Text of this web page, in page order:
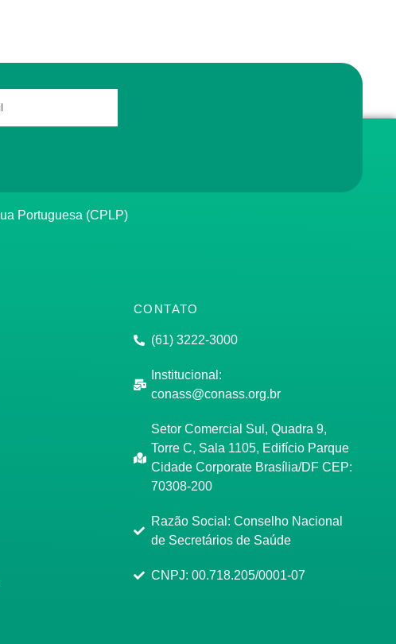
Portuguesa (CPLP)
CONTATO
(61) 3222-3000
Institucional:
conass@conass.org.br
Setor Comercial Sul, Quadra 9,
Torre C, Sala 1105, Edifício Parque
Cidade Corporate Brasília/DF CEP:
70308-200
Razão Social: Conselho Nacional
de Secretários de Saúde
CNPJ: 00.718.205/0001-07